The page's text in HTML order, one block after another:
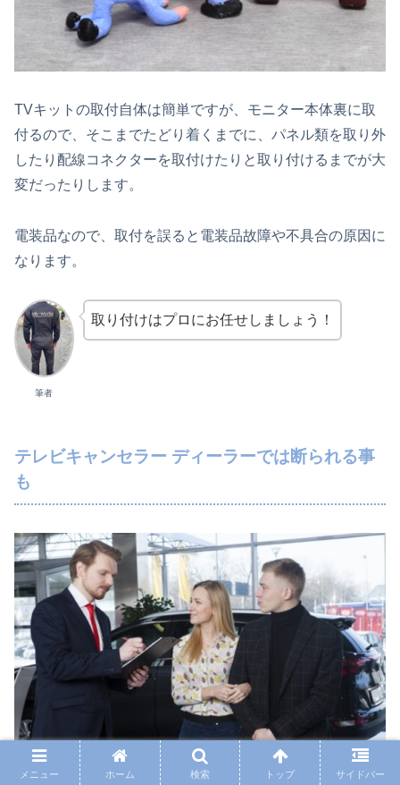
TVキットの取付自体は簡単ですが、モニター本体裏に取
付るので、そこまでたどり着くまでに、パネル類を取り外
したり配線コネクターを取付けたりと取り付けるまでが大
変だったりします。
電装品なので、取付を誤ると電装品故障や不具合の原因に
なります。
筆者
取り付けはプロにお任せしましょう！
テレビキャンセラー ディーラーでは断られる事
も
メニュー ホーム 検索 トップ サイドバー